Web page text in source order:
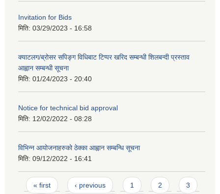
Invitation for Bids
मिति: 03/29/2023 - 16:58
क्याटलग/ब्रोसर सपिङ्ग विधिबाट टिप्पर खरिद सम्बन्धी शिलबन्दी प्रस्ताव
आह्वान सम्बन्धी सूचना
मिति: 01/24/2023 - 20:40
Notice for technical bid approval
मिति: 12/02/2022 - 08:28
विभिन्न आयोजनाहरुको ठेक्का आह्वान सम्बन्धि सूचना
मिति: 09/12/2022 - 16:41
Pages
« first ‹ previous 1 2 3